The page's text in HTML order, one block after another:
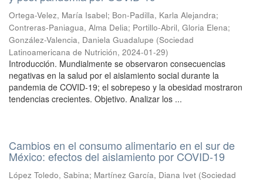
Ortega-Velez, María Isabel; Bon-Padilla, Karla Alejandra;
Contreras-Paniagua, Alma Delia; Portillo-Abril, Gloria Elena;
González-Valencia, Daniela Guadalupe (Sociedad
Latinoamericana de Nutrición, 2024-01-29)
Introducción. Mundialmente se observaron consecuencias
negativas en la salud por el aislamiento social durante la
pandemia de COVID-19; el sobrepeso y la obesidad mostraron
tendencias crecientes. Objetivo. Analizar los ...
Cambios en el consumo alimentario en el sur de
México: efectos del aislamiento por COVID-19
López Toledo, Sabina; Martínez García, Diana Ivet (Sociedad